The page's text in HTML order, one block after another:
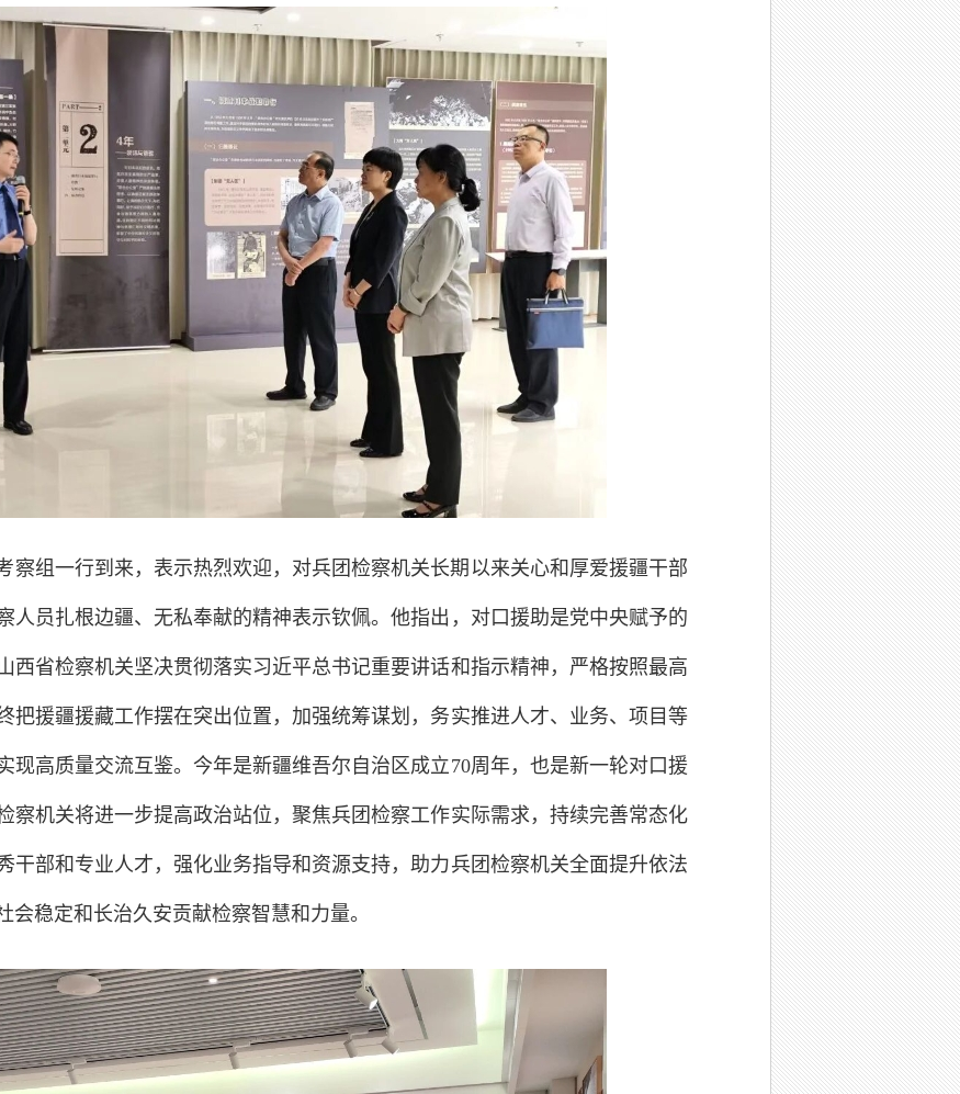
察组一行到来，表示热烈欢迎，对兵团检察机关长期以来关心和厚爱援疆干部
人员扎根边疆、无私奉献的精神表示钦佩。他指出，对口援助是党中央赋予的
西省检察机关坚决贯彻落实习近平总书记重要讲话和指示精神，严格按照最高
把援疆援藏工作摆在突出位置，加强统筹谋划，务实推进人才、业务、项目等
现高质量交流互鉴。今年是新疆维吾尔自治区成立70周年，也是新一轮对口援
察机关将进一步提高政治站位，聚焦兵团检察工作实际需求，持续完善常态化
干部和专业人才，强化业务指导和资源支持，助力兵团检察机关全面提升依法
会稳定和长治久安贡献检察智慧和力量。